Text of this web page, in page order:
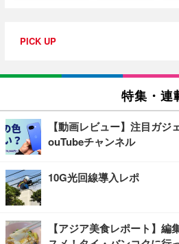
PICK UP
特集・連
【動画レビュー】注目ガ
ouTubeチャンネル
10G光回線導入レポ
【アジア美食レポート】